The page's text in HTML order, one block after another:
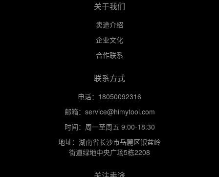
关于我们
卖途介绍
企业文化
合作联系
联系方式
电话：18050092316
邮箱：service@himytool.com
时间：周一至周五 9:00-18:30
地址：湖南省长沙市岳麓区银盆岭
街道绿地中央广场5栋2208